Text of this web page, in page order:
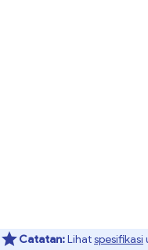
Catatan:Lihatspesifikasi